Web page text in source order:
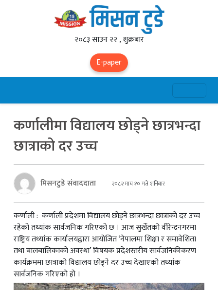
२०८३ साउन २२ , शुक्रबार
E-paper
कर्णालीमा विद्यालय छोड्ने छात्रभन्दा
छात्राको दर उच्च
मिसनटुडे संवाददाता २०८२ माघ १० गते शनिबार
कर्णाली : कर्णाली प्रदेशमा विद्यालय छोड्ने छात्रभन्दा छात्राको दर उच्च
रहेको तथ्यांक सार्वजनिक गरिएको छ । आज सुर्खेतको वीरेन्द्रनगरमा
राष्ट्रिय तथ्यांक कार्यालयद्वारा आयोजित ‘नेपालमा शिक्षा र समावेशिता
तथा बालबालिकाको अवस्था’ विषयक प्रदेशस्तरीय सार्वजनिकीकरण
कार्यक्रममा छात्राको विद्यालय छोड्ने दर उच्च देखाएको तथ्यांक
सार्वजनिक गरिएको हो ।